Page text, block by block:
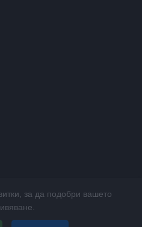
права запазени.
за да подобри вашето